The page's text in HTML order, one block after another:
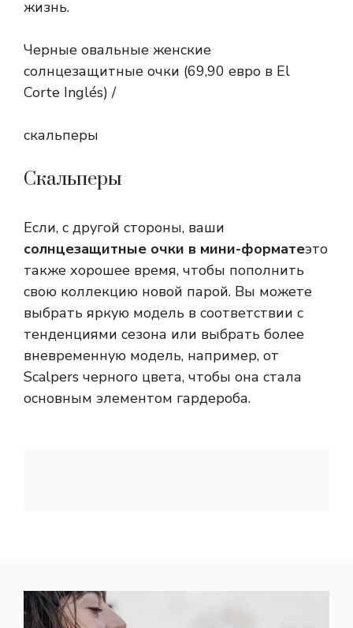
жизнь.
Черные овальные женские
солнцезащитные очки (69,90 евро в El
Corte Inglés) /
скальперы
Скальперы
Если, с другой стороны, ваши
солнцезащитные очки в мини-форматеэто
также хорошее время, чтобы пополнить
свою коллекцию новой парой. Вы можете
выбрать яркую модель в соответствии с
тенденциями сезона или выбрать более
вневременную модель, например, от
Scalpers черного цвета, чтобы она стала
основным элементом гардероба.